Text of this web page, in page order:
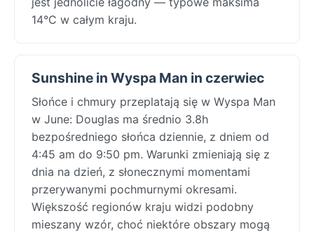
14°C w całym kraju.
Sunshine in Wyspa Man in czerwiec
Słońce i chmury przeplatają się w Wyspa Man
w June: Douglas ma średnio 3.8h
bezpośredniego słońca dziennie, z dniem od
4:45 am do 9:50 pm. Warunki zmieniają się z
dnia na dzień, z słonecznymi momentami
przerywanymi pochmurnymi okresami.
Większość regionów kraju widzi podobny
mieszany wzór, choć niektóre obszary mogą